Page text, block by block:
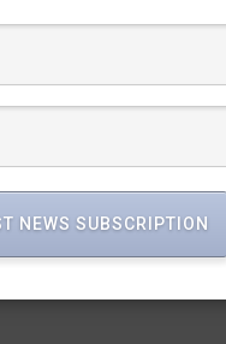
वार्ता के उपाध्यक्ष नीतीश
आदि प्रमुख रूप से शामिल रहे।
को कुरुड़ घाट के लिए होगी
NEWS SUBSCRIPTION